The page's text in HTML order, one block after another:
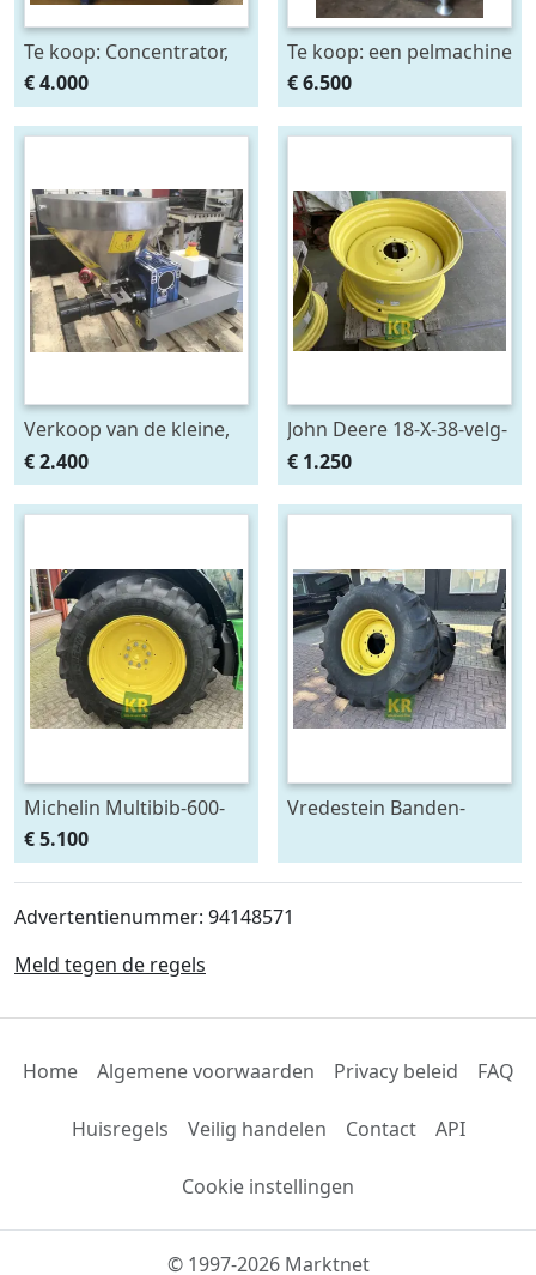
Te koop: Concentrator,
graanmolen,
perskoekmolen voor
olie.
€ 4.000
Te koop: een pelmachine
voor haver, spelt,
zonnebloem,
€ 6.500
Verkoop van de kleine,
handzame oliepers KK8
Light, merk KernKraft,
oil press GmbH & Co. KG
€ 2.400
John Deere 18-X-38-velg-
695814
€ 1.250
Michelin Multibib-600-
65R38-777185
€ 5.100
Vredestein Banden-
Advertentienummer: 94148571
Meld tegen de regels
Home Algemene voorwaarden Privacy beleid FAQ
Huisregels Veilig handelen Contact API
Cookie instellingen
© 1997-2026 Marktnet